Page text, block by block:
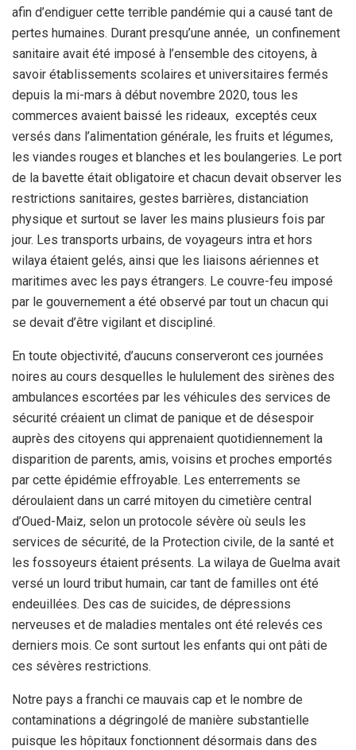
afin d’endiguer cette terrible pandémie qui a causé tant de
pertes humaines. Durant presqu’une année, un confinement
sanitaire avait été imposé à l’ensemble des citoyens, à
savoir établissements scolaires et universitaires fermés
depuis la mi-mars à début novembre 2020, tous les
commerces avaient baissé les rideaux, exceptés ceux
versés dans l’alimentation générale, les fruits et légumes,
les viandes rouges et blanches et les boulangeries. Le port
de la bavette était obligatoire et chacun devait observer les
restrictions sanitaires, gestes barrières, distanciation
physique et surtout se laver les mains plusieurs fois par
jour. Les transports urbains, de voyageurs intra et hors
wilaya étaient gelés, ainsi que les liaisons aériennes et
maritimes avec les pays étrangers. Le couvre-feu imposé
par le gouvernement a été observé par tout un chacun qui
se devait d’être vigilant et discipliné.
En toute objectivité, d’aucuns conserveront ces journées
noires au cours desquelles le hululement des sirènes des
ambulances escortées par les véhicules des services de
sécurité créaient un climat de panique et de désespoir
auprès des citoyens qui apprenaient quotidiennement la
disparition de parents, amis, voisins et proches emportés
par cette épidémie effroyable. Les enterrements se
déroulaient dans un carré mitoyen du cimetière central
d’Oued-Maiz, selon un protocole sévère où seuls les
services de sécurité, de la Protection civile, de la santé et
les fossoyeurs étaient présents. La wilaya de Guelma avait
versé un lourd tribut humain, car tant de familles ont été
endeuillées. Des cas de suicides, de dépressions
nerveuses et de maladies mentales ont été relevés ces
derniers mois. Ce sont surtout les enfants qui ont pâti de
ces sévères restrictions.
Notre pays a franchi ce mauvais cap et le nombre de
contaminations a dégringolé de manière substantielle
puisque les hôpitaux fonctionnent désormais dans des